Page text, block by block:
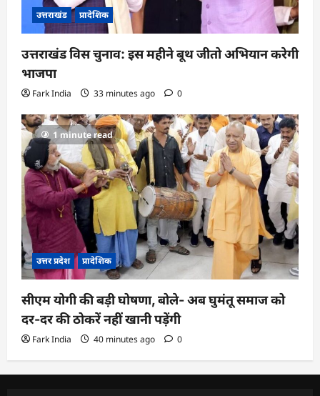
उत्तराखंड प्रादेशिक
उत्तराखंड विस चुनाव: इस महीने बूथ जीतो अभियान करेगी
भाजपा
Fark India 33 minutes ago 0
1 minute read
उत्तर प्रदेश प्रादेशिक
सीएम योगी की बड़ी घोषणा, बोले- अब घुमंतू समाज को
दर-दर की ठोकरें नहीं खानी पड़ेंगी
Fark India 40 minutes ago 0